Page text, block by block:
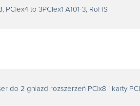
PCIex4 to 3PCIex1 A101-3, RoHS
do 2 gniazd rozszerzeń PCIx8 i karty PCI